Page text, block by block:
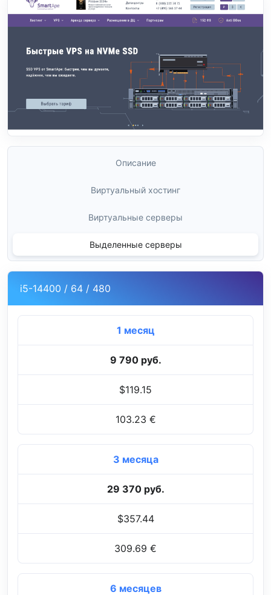
Описание
Виртуальный хостинг
Виртуальные серверы
Выделенные серверы
i5-14400 / 64 / 480
1 месяц
9 790 руб.
$119.15
103.23 €
3 месяца
29 370 руб.
$357.44
309.69 €
6 месяцев